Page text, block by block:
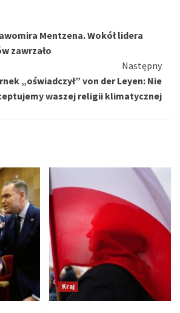
Mentzena. Wokół lidera
zawrzało
Następny
„oświadczył” von der Leyen: Nie
waszej religii klimatycznej
Kraj